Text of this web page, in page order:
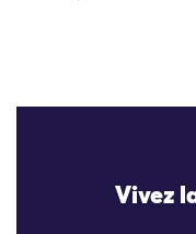
Vivez